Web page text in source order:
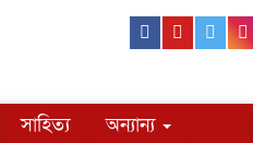
Facebook
সাহিত্য অন্যান্য